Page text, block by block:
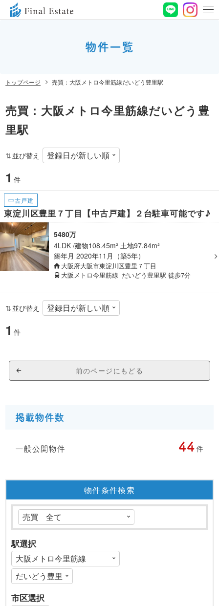
19:00 定休⽇ ⽔曜⽇
お問い合わせ
物件一覧
トップページ 売買：大阪メトロ今里筋線だいどう豊里駅
売買：大阪メトロ今里筋線だいどう豊
里駅
並び替え
1 件
中古戸建
東淀川区豊里７丁目【中古戸建】２台駐車可能です♪
4LDK 建物108.45m² 土地97.84m²
築年月 2020年11月（築5年）
大阪府大阪市東淀川区豊里７丁目
大阪メトロ今里筋線 だいどう豊里駅 徒歩7分
5480万
並び替え
1 件
前のページにもどる
掲載物件数
一般公開物件 44 件
物件条件検索
駅選択
市区選択